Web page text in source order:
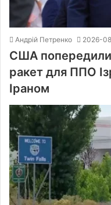
Андрій Петренко 2026-
США
ракет для ППО
Іраном